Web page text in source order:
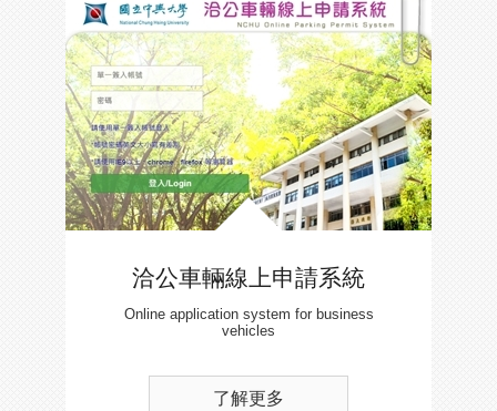
洽公車輛線上申請系統
Online application system for business
vehicles
了解更多